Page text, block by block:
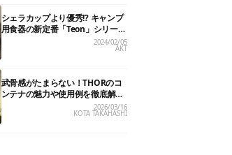
シェラカップより優秀!? キャンプ
用食器の新定番「Teon」シリーズ
【私的神アイテム】
2024/02/05
AKT
武骨感がたまらない！THORのコ
ンテナの魅力や使用例を徹底解
2026/03/16
KOTA TAKAHASHI